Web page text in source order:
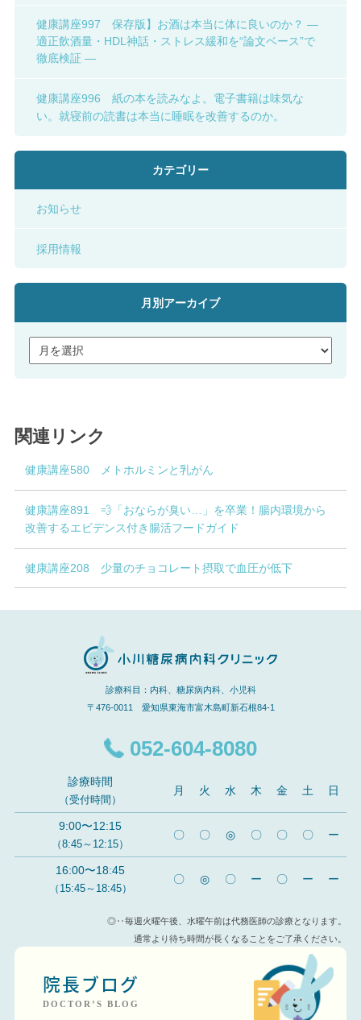
健康講座997 保存版】お酒は本当に体に良いのか？ ―
適正飲酒量・HDL神話・ストレス緩和を“論文ベース”で
徹底検証 ―
健康講座996 紙の本を読みなよ。電子書籍は味気な
い。就寝前の読書は本当に睡眠を改善するのか。
カテゴリー
お知らせ
採用情報
月別アーカイブ
関連リンク
健康講座580 メトホルミンと乳がん
健康講座891 💨「おならが臭い…」を卒業！腸内環境から
改善するエビデンス付き腸活フードガイド
健康講座208 少量のチョコレート摂取で血圧が低下
診療科目：内科、糖尿病内科、小児科
〒476-0011 愛知県東海市富木島町新石根84-1
052-604-8080
診療時間
（受付時間）
月 火 水 木 金 土 日
9:00〜12:15
（8:45～12:15）
〇 〇 ◎ 〇 〇 〇 ー
16:00〜18:45
（15:45～18:45）
〇 ◎ 〇 ー 〇 ー ー
◎‥毎週火曜午後、水曜午前は代務医師の診療となります。
通常より待ち時間が長くなることをご了承ください。
院長ブログ
DOCTOR’S BLOG